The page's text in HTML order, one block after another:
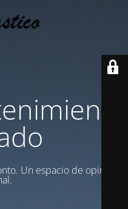
Un espacio de opinion